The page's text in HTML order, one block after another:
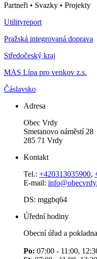
Partneři • Svazky • Projekty
Utilityreport
Pražská integrovaná doprava
Středočeský kraj
MAS Lípa pro venkov z.s.
Čáslavsko
Adresa
Obec Vrdy
Smetanovo náměstí 28
285 71 Vrdy
Kontakt
Tel.: +420313035900,
E-mail:
DS: mggbq64
Úřední hodiny
Obecní úřad a pokladna
Po: 07:00 - 11:00,